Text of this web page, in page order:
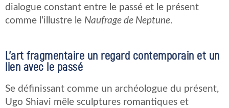
dialogue constant entre le passé et le présent
comme l’illustre le Naufrage de Neptune.
L’art fragmentaire un regard contemporain et un
lien avec le passé
Se définissant comme un archéologue du présent,
Ugo Shiavi mêle sculptures romantiques et